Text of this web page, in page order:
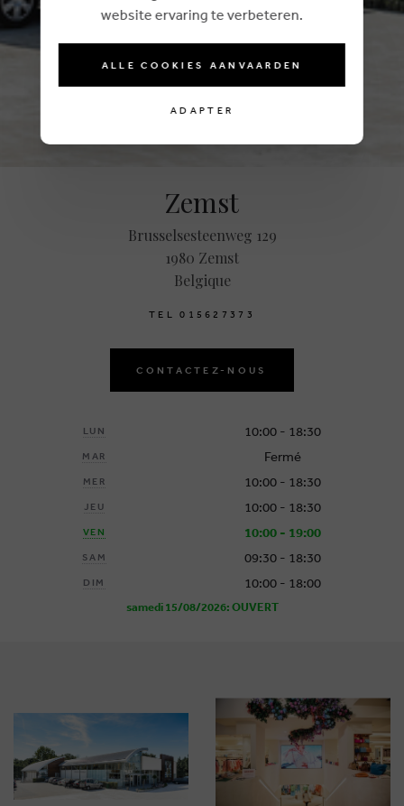
Zemst
Brusselsesteenweg 129
1980 Zemst
Belgique
T E L 0 1 56 2 73 7 3
CONTACTEZ-NOUS
LUN 10:00 - 18:30
MAR Fermé
MER 10:00 - 18:30
JEU 10:00 - 18:30
VEN 10:00 - 19:00
SAM 09:30 - 18:30
DIM 10:00 - 18:00
samedi 15/08/2026: OUVERT
website ervaring te verbeteren.
ALLE COOKIES AANVAARDEN
ADAPTER